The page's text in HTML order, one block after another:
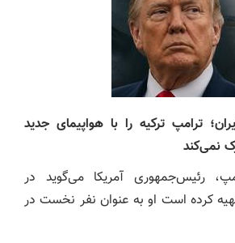
ترامپ ترکیه را با هواپیمای جدید
نمی‌کند
رئیس‌جمهوری آمریکا می‌گوید در
کرده است او به عنوان نفر نخست در